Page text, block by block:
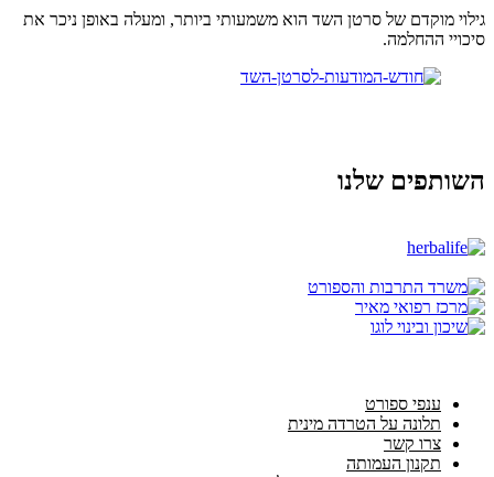
גילוי מוקדם של סרטן השד הוא משמעותי ביותר, ומעלה באופן ניכר את
סיכויי ההחלמה.
השותפים שלנו
ענפי ספורט
תלונה על הטרדה מינית
צרו קשר
תקנון העמותה